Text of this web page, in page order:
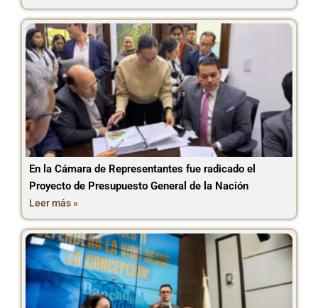
En la Cámara de Representantes fue radicado el
Proyecto de Presupuesto General de la Nación
Leer más »